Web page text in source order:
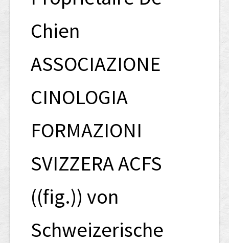
Chien
ASSOCIAZIONE
CINOLOGIA
FORMAZIONI
SVIZZERA ACFS
((fig.)) von
Schweizerische